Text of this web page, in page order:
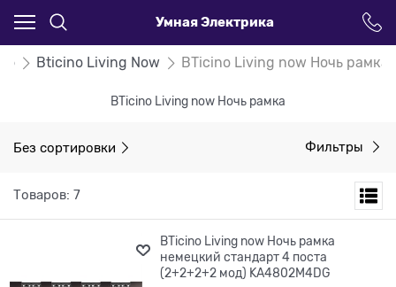
Умная Электрика
Bticino Living Now BTicino Living now Ночь рамка
BTicino Living now Ночь рамка
Без сортировки Фильтры
Товаров: 7
BTicino Living now Ночь рамка
немецкий стандарт 4 поста
(2+2+2+2 мод) KA4802M4DG